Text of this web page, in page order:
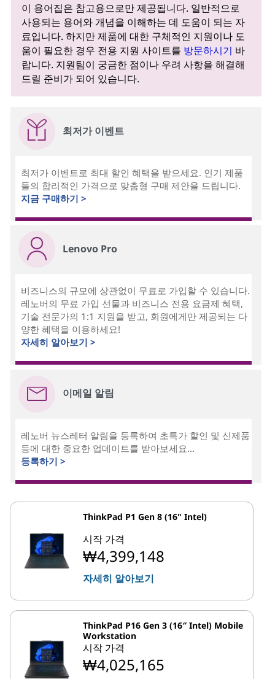
이 용어집은 참고용으로만 제공됩니다. 일반적으로
사용되는 용어와 개념을 이해하는 데 도움이 되는 자
료입니다. 하지만 제품에 대한 구체적인 지원이나 도
움이 필요한 경우 전용 지원 사이트를 방문하시기 바
랍니다. 지원팀이 궁금한 점이나 우려 사항을 해결해
드릴 준비가 되어 있습니다.
최저가 이벤트
최저가 이벤트로 최대 할인 혜택을 받으세요. 인기 제품
들의 합리적인 가격으로 맞춤형 구매 제안을 드립니다.
지금 구매하기 >
Lenovo Pro
비즈니스의 규모에 상관없이 무료로 가입할 수 있습니다.
레노버의 무료 가입 선물과 비즈니스 전용 요금제 혜택,
기술 전문가의 1:1 지원을 받고, 회원에게만 제공되는 다
양한 혜택을 이용하세요!
자세히 알아보기 >
이메일 알림
레노버 뉴스레터 알림을 등록하여 초특가 할인 및 신제품
등에 대한 중요한 업데이트를 받아보세요...
등록하기 >
ThinkPad P1 Gen 8 (16" Intel)
시작 가격
₩4,399,148
자세히 알아보기
ThinkPad P16 Gen 3 (16″ Intel) Mobile
Workstation
시작 가격
₩4,025,165